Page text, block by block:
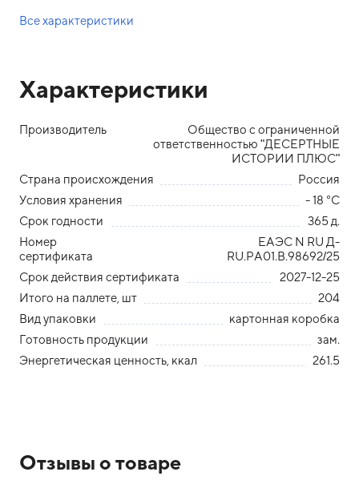
Все характеристики
Характеристики
Производитель
Общество с ограниченной
ответственностью "ДЕСЕРТНЫЕ
ИСТОРИИ ПЛЮС"
Страна происхождения
Россия
Условия хранения
- 18 °С
Срок годности
365 д.
Номер
сертификата
ЕАЭС N RU Д-
RU.PA01.B.98692/25
Срок действия сертификата
2027-12-25
Итого на паллете, шт
204
Вид упаковки
картонная коробка
Готовность продукции
зам.
Энергетическая ценность, ккал
261.5
Отзывы о товаре